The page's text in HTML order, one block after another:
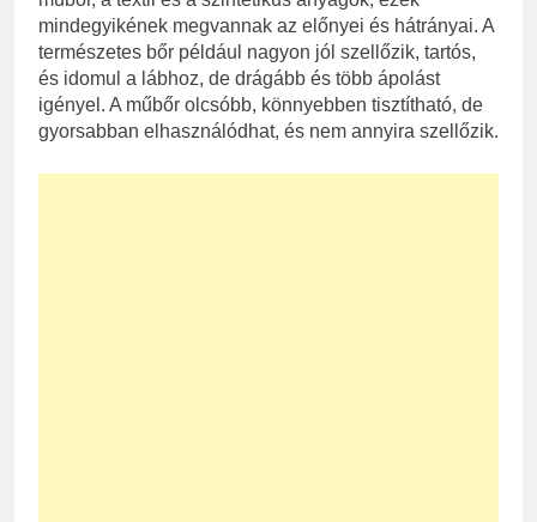
mindegyikének megvannak az előnyei és hátrányai. A
természetes bőr például nagyon jól szellőzik, tartós,
és idomul a lábhoz, de drágább és több ápolást
igényel. A műbőr olcsóbb, könnyebben tisztítható, de
gyorsabban elhasználódhat, és nem annyira szellőzik.